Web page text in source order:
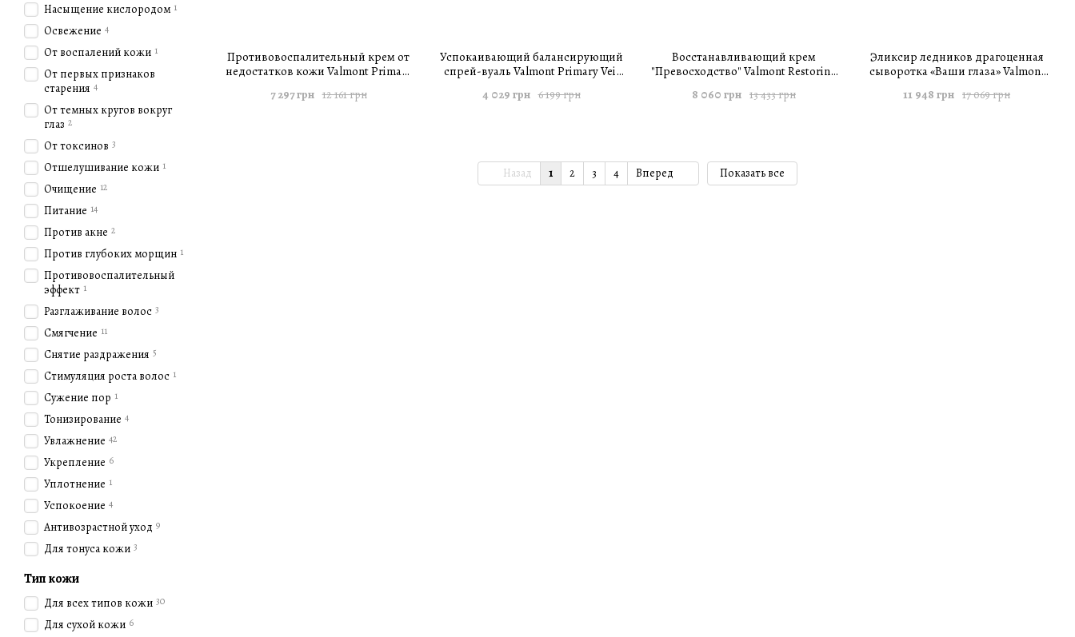
Противовоспалительный крем от
недостатков кожи Valmont Primary
12 161 грн
7 297 грн
Успокаивающий балансирующий
спрей-вуаль Valmont Primary Veil
6 199 грн
4 029 грн
Восстанавливающий крем
"Превосходство" Valmont Restoring
13 433 грн
8 060 грн
Эликсир ледников драгоценная
сыворотка «Ваши глаза» Valmont
Vos Yeux17 069 грн
11 948 грн
Назад 1 2 3 4 Вперед Показать все
Насыщение кислородом 1
Освежение 4
От воспалений кожи 1
От первых признаков
старения 4
От темных кругов вокруг
глаз 2
От токсинов 3
Отшелушивание кожи 1
Очищение 12
Питание 14
Против акне 2
Против глубоких морщин 1
Противовоспалительный
эффект 1
Разглаживание волос 3
Смягчение 11
Снятие раздражения 5
Стимуляция роста волос 1
Сужение пор 1
Тонизирование 4
Увлажнение 42
Укрепление 6
Уплотнение 1
Успокоение 4
Антивозрастной уход 9
Для тонуса кожи 3
Тип кожи
Для всех типов кожи 30
Для сухой кожи 6